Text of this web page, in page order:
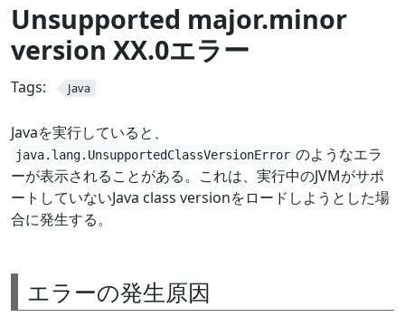
Unsupported major.minor
version XX.0エラー
Tags: Java
Javaを実行していると、
java.lang.UnsupportedClassVersionError のようなエラ
ーが表示されることがある。これは、実行中のJVMがサポ
ートしていないJava class versionをロードしようとした場
合に発生する。
エラーの発生原因